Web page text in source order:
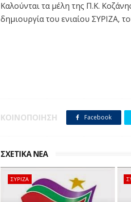
Καλούνται τα μέλη της Π.Κ.
δημιουργία του ενιαίου ΣΥΡΙΖΑ,
ΚΟΙΝΟΠΟΙΗΣΗ Facebook
ΣΧΕΤΙΚΑ ΝΕΑ
ΣΥΡΙΖΑ